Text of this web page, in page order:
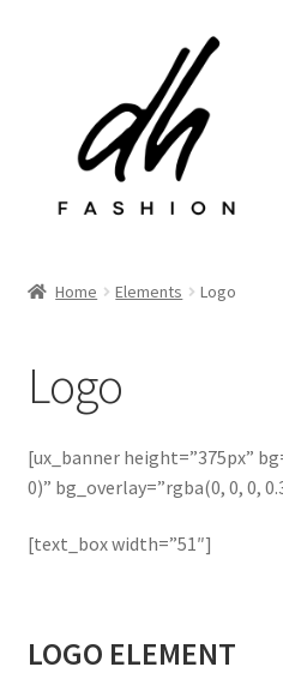
Kontakt
Home Elements Logo
Logo
[ux_banner height=”375px”
0)” bg_overlay=”rgba(0, 0, 0,
[text_box width=”51″]
LOGO ELEMENT